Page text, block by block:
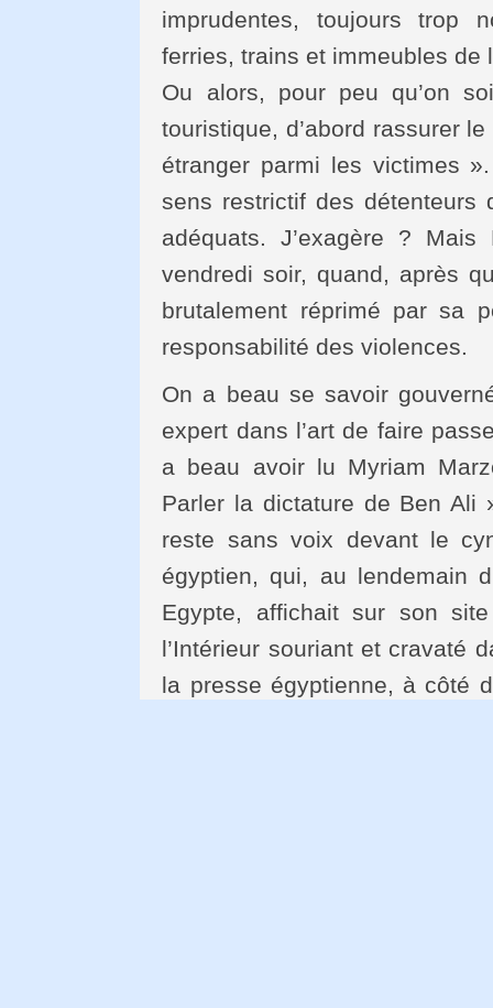
imprudentes, toujours trop
ferries, trains et immeubles de
Ou alors, pour peu qu’on
touristique, d’abord rassurer
étranger parmi les victimes
sens restrictif des
adéquats. J’exagère ?
vendredi soir, quand, après
brutalement réprimé par sa
responsabilité des violences.
On a beau se savoir
expert dans l’art de faire
a beau avoir lu Myriam
Parler la dictature de Ben Ali
reste sans voix devant le
égyptien, qui, au lendemain
Egypte, affichait sur son
l’Intérieur souriant et cravaté
la presse égyptienne, à côté